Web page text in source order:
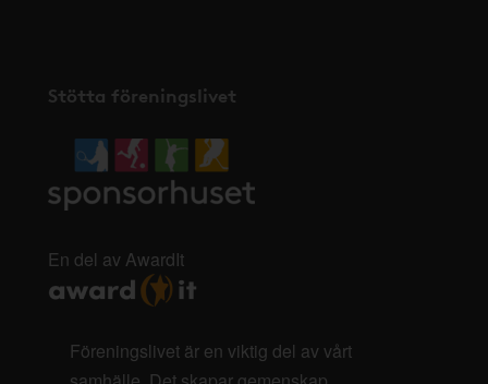
Stötta föreningslivet
En del av AwardIt
Föreningslivet är en viktig del av vårt